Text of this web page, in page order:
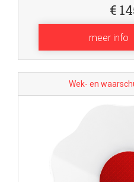
€
meer info
Wek- en